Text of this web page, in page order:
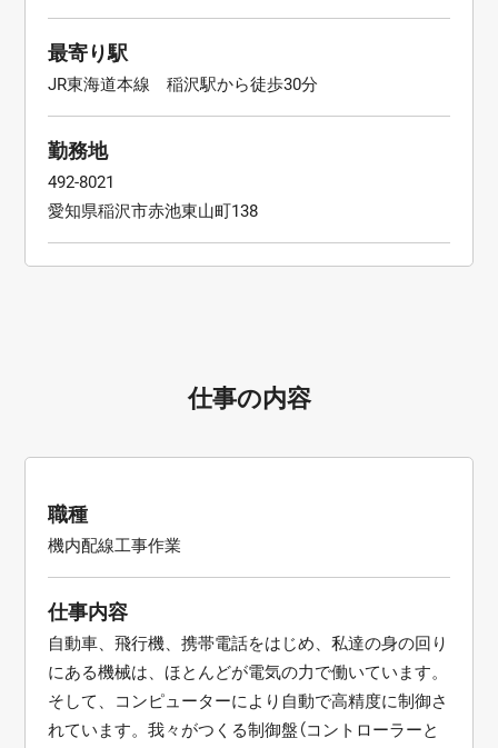
最寄り駅
JR東海道本線 稲沢駅から徒歩30分
勤務地
492-8021
愛知県稲沢市赤池東山町138
仕事の内容
職種
機内配線工事作業
仕事内容
自動車、飛行機、携帯電話をはじめ、私達の身の回り
にある機械は、ほとんどが電気の力で働いています。
そして、コンピューターにより自動で高精度に制御さ
れています。我々がつくる制御盤（コントローラーと